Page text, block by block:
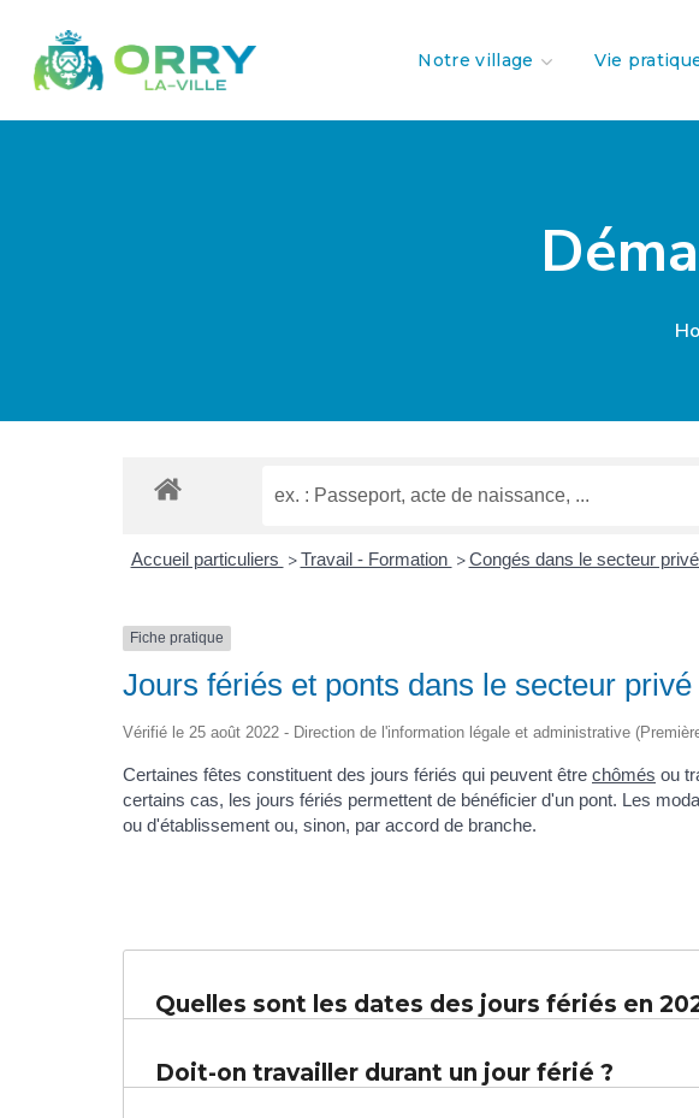
Notre village Vie
Accueil particuliers > Travail - Formation > Congés dans le secteur privé
Fiche pratique
Jours fériés et ponts dans le secteur privé
Vérifié le 25 août 2022 - Direction de l'information légale et administrative
Certaines fêtes constituent des jours fériés qui peuvent être chômés ou
certains cas, les jours fériés permettent de bénéficier d'un pont. Les
ou d'établissement ou, sinon, par accord de branche.
Quelles sont les dates des jours fériés en
Doit-on travailler durant un jour férié ?